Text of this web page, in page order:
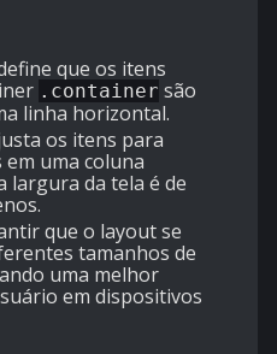
que os itens
.container são
linha horizontal.
os itens para
uma coluna
largura da tela é de
que o layout se
tamanhos de
uma melhor
em dispositivos